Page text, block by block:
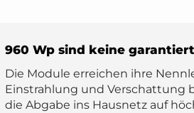
960 Wp sind keine
Die Module erreichen ihre
Einstrahlung und Verschattung
die Abgabe ins Hausnetz auf